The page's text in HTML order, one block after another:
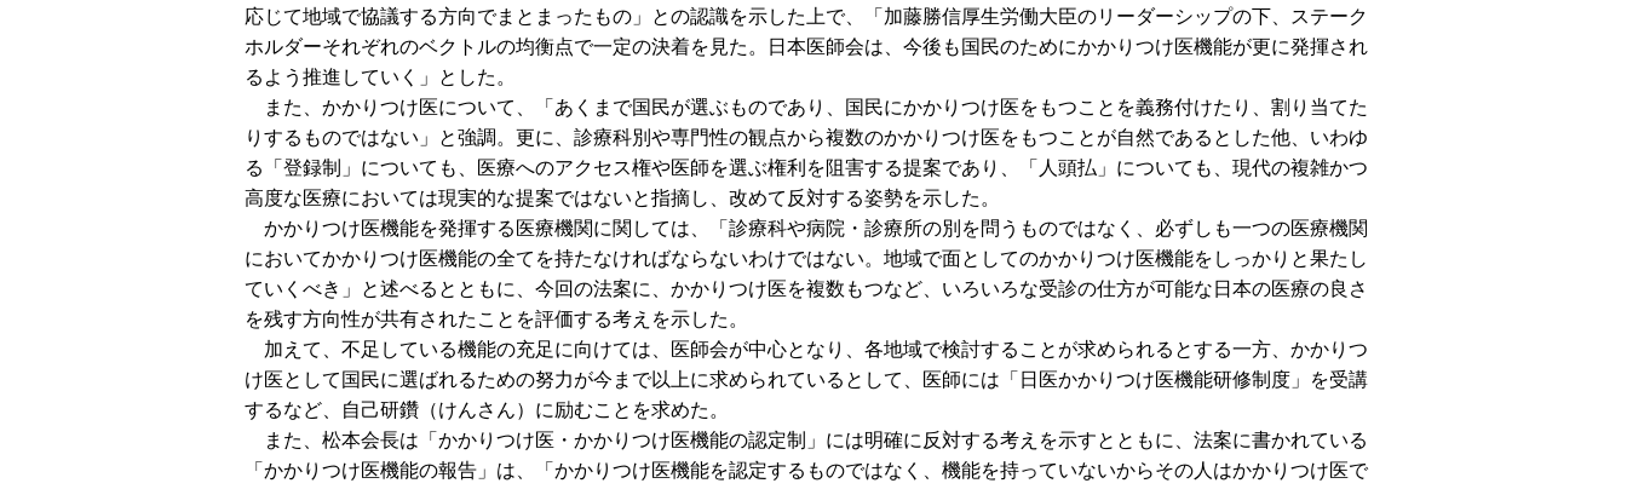
応じて地域で協議する方向でまとまったもの」との認識を示した上で、「加藤勝信厚生労働大臣のリーダーシップの下、ステーク
ホルダーそれぞれのベクトルの均衡点で一定の決着を見た。日本医師会は、今後も国民のためにかかりつけ医機能が更に発揮され
るよう推進していく」とした。
また、かかりつけ医について、「あくまで国民が選ぶものであり、国民にかかりつけ医をもつことを義務付けたり、割り当てた
りするものではない」と強調。更に、診療科別や専門性の観点から複数のかかりつけ医をもつことが自然であるとした他、いわゆ
る「登録制」についても、医療へのアクセス権や医師を選ぶ権利を阻害する提案であり、「人頭払」についても、現代の複雑かつ
高度な医療においては現実的な提案ではないと指摘し、改めて反対する姿勢を示した。
かかりつけ医機能を発揮する医療機関に関しては、「診療科や病院・診療所の別を問うものではなく、必ずしも一つの医療機関
においてかかりつけ医機能の全てを持たなければならないわけではない。地域で面としてのかかりつけ医機能をしっかりと果たし
ていくべき」と述べるとともに、今回の法案に、かかりつけ医を複数もつなど、いろいろな受診の仕方が可能な日本の医療の良さ
を残す方向性が共有されたことを評価する考えを示した。
加えて、不足している機能の充足に向けては、医師会が中心となり、各地域で検討することが求められるとする一方、かかりつ
け医として国民に選ばれるための努力が今まで以上に求められているとして、医師には「日医かかりつけ医機能研修制度」を受講
するなど、自己研鑽（けんさん）に励むことを求めた。
また、松本会長は「かかりつけ医・かかりつけ医機能の認定制」には明確に反対する考えを示すとともに、法案に書かれている
「かかりつけ医機能の報告」は、「かかりつけ医機能を認定するものではなく、機能を持っていないからその人はかかりつけ医で